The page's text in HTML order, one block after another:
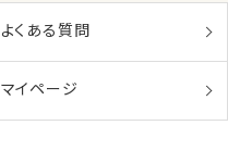
よくある質問
マイページ